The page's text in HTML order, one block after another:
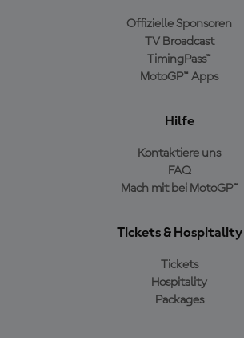
Offizielle Sponsoren
TV Broadcast
TimingPass™
MotoGP™ Apps
Hilfe
Kontaktiere uns
FAQ
Mach mit bei MotoGP™
Tickets & Hospitality
Tickets
Hospitality
Packages